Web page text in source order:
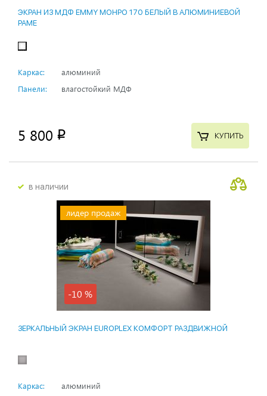
ЭКРАН ИЗ МДФ EMMY МОНРО 170 БЕЛЫЙ В АЛЮМИНИЕВОЙ
РАМЕ
Каркас:
алюминий
Панели:
влагостойкий МДФ
5 800 p КУПИТЬ
в наличии
лидер продаж
-10 %
ЗЕРКАЛЬНЫЙ ЭКРАН EUROPLEX КОМФОРТ РАЗДВИЖНОЙ
Каркас:
алюминий